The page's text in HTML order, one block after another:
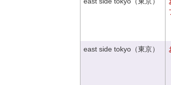
east side tokyo（東京）